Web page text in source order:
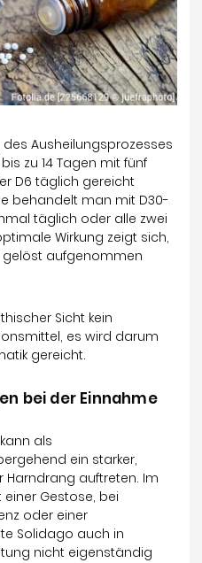
Ausheilungsprozesses
zu 14 Tagen mit fünf
D6 täglich gereicht
behandelt man mit D30-
täglich oder alle zwei
Wirkung zeigt sich,
gelöst aufgenommen
Sicht kein
es wird darum
gereicht.
bei der Einnahme
als
ein starker,
auftreten. Im
Gestose, bei
oder einer
Solidago auch in
nicht eigenständig